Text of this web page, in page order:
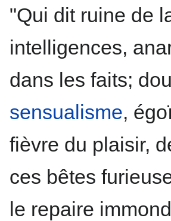
"Qui dit ruine de
intelligences,
dans les faits;
sensualisme,
fièvre du plaisir,
ces bêtes
le repaire